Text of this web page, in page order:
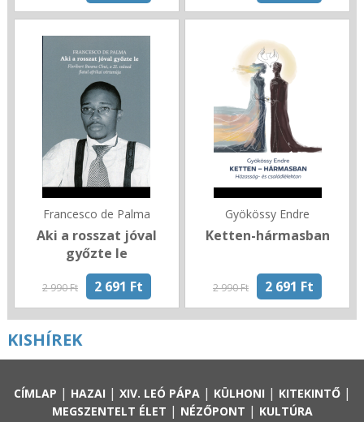
Francesco de Palma
Aki a rosszat jóval
győzte le
2 990 Ft 2 691 Ft
Gyökössy Endre
Ketten-hármasban
2 990 Ft 2 691 Ft
KISHÍREK
CÍMLAP | HAZAI | XIV. LEÓ PÁPA| KÜLHONI | KITEKINTŐ|
MEGSZENTELT ÉLET | NÉZŐPONT | KULTÚRA